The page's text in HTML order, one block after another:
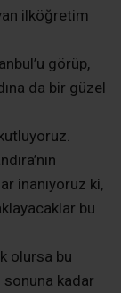
kadar
ve diğer
mu?…
bir daha
olanağını
okul